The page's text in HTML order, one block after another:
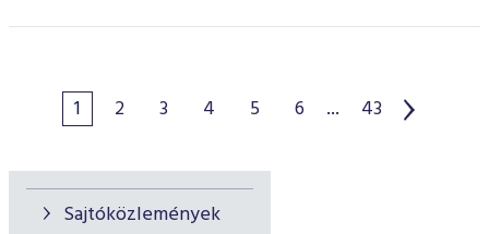
Sajtóközlemények
1 2 3 4 5 6 ... 43